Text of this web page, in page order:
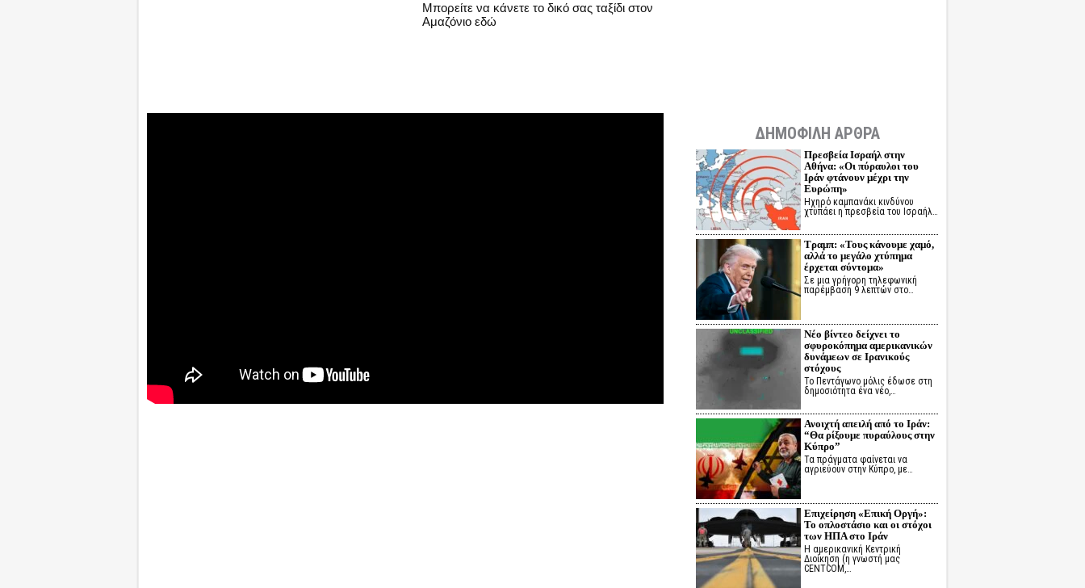
Μπορείτε να κάνετε το δικό σας ταξίδι στον
Αμαζόνιο εδώ
ΔΗΜΟΦΙΛΗ ΑΡΘΡΑ
Πρεσβεία Ισραήλ στην
Αθήνα: «Οι πύραυλοι του
Ιράν φτάνουν μέχρι την
Ευρώπη»
Ηχηρό καμπανάκι κινδύνου
χτυπάει η πρεσβεία του Ισραήλ…
Τραμπ: «Τους κάνουμε χαμό,
αλλά το μεγάλο χτύπημα
έρχεται σύντομα»
Σε μια γρήγορη τηλεφωνική
παρέμβαση 9 λεπτών στο…
Νέο βίντεο δείχνει το
σφυροκόπημα αμερικανικών
δυνάμεων σε Ιρανικούς
στόχους
Το Πεντάγωνο μόλις έδωσε στη
δημοσιότητα ένα νέο,…
Ανοιχτή απειλή από το Ιράν:
“Θα ρίξουμε πυραύλους στην
Κύπρο”
Τα πράγματα φαίνεται να
αγριεύουν στην Κύπρο, με…
Επιχείρηση «Επική Οργή»:
Το οπλοστάσιο και οι στόχοι
των ΗΠΑ στο Ιράν
Η αμερικανική Κεντρική
Διοίκηση (η γνωστή μας
CENTCOM,…